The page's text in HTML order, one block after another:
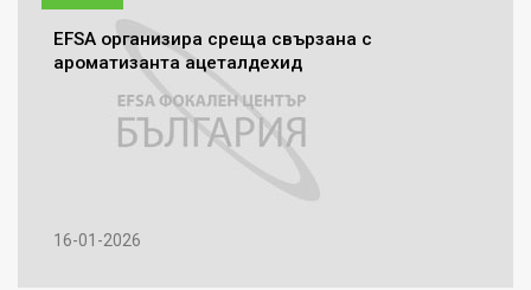
EFSA организира среща свързана с
ароматизанта ацеталдехид
16-01-2026